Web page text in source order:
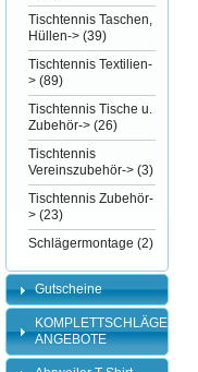
Tischtennis Taschen,
Hüllen-> (39)
Tischtennis Textilien-
> (89)
Tischtennis Tische u.
Zubehör-> (26)
Tischtennis
Vereinszubehör-> (3)
Tischtennis Zubehör-
> (23)
Schlägermontage (2)
Gutscheine
KOMPLETTSCHLÄGER-
ANGEBOTE